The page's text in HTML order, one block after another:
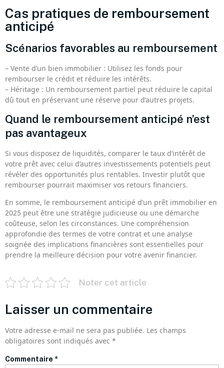
Cas pratiques de remboursement
anticipé
Scénarios favorables au remboursement
– Vente d’un bien immobilier : Utilisez les fonds pour
rembourser le crédit et réduire les intérêts.
– Héritage : Un remboursement partiel peut réduire le capital
dû tout en préservant une réserve pour d’autres projets.
Quand le remboursement anticipé n’est
pas avantageux
Si vous disposez de liquidités, comparer le taux d’intérêt de
votre prêt avec celui d’autres investissements potentiels peut
révéler des opportunités plus rentables. Investir plutôt que
rembourser pourrait maximiser vos retours financiers.
En somme, le remboursement anticipé d’un prêt immobilier en
2025 peut être une stratégie judicieuse ou une démarche
coûteuse, selon les circonstances. Une compréhension
approfondie des termes de votre contrat et une analyse
soignée des implications financières sont essentielles pour
prendre la meilleure décision pour votre avenir financier.
Noter cet article
Laisser un commentaire
Votre adresse e-mail ne sera pas publiée. Les champs
obligatoires sont indiqués avec *
Commentaire *